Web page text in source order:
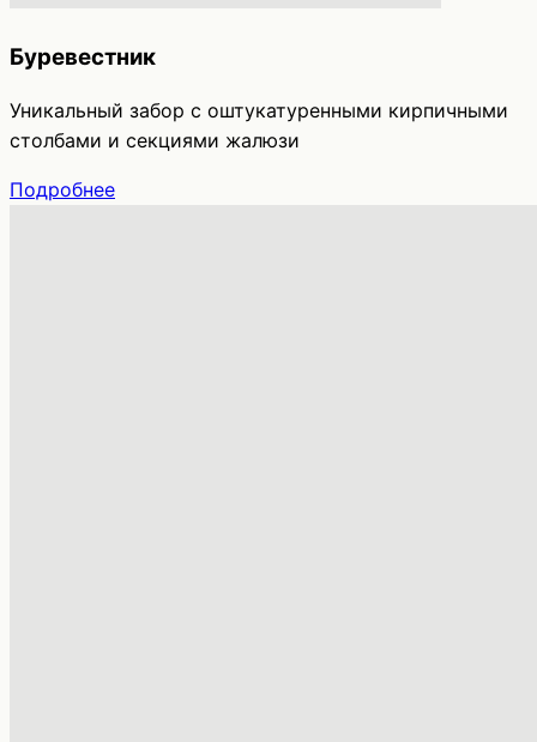
Буревестник
Уникальный забор с оштукатуренными кирпичными
столбами и секциями жалюзи
Подробнее